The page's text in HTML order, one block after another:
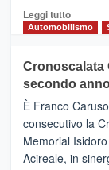
Gusto,
il
tra
sapori
vicoli
Leggi tuttoLeggi
di
–
“E
adesso
Pasta
–
Automobilismo
Cronoscalata
secondo
È Franco
consecutivo la
Memorial
Acireale, in